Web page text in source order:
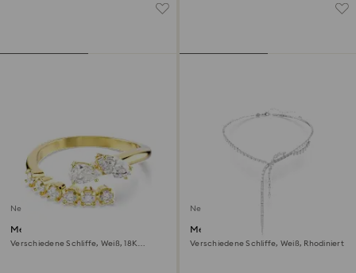
Neu
Mesmera Offener Ring
Verschiedene Schliffe, Weiß, 18K
Neu
Mesmera Y-Halskette
Verschiedene Schliffe, Weiß, Rhodiniert